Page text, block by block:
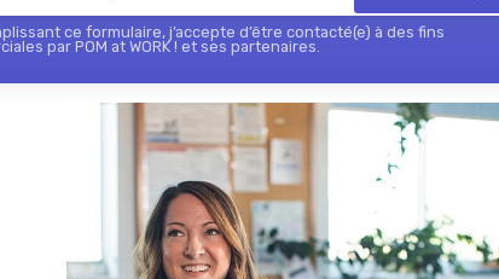
ce formulaire, j’accepte d’être contacté(e) à des fins
par POM at WORK ! et ses partenaires.